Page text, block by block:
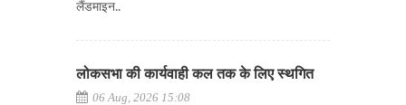
लैंडमाइन..
लोकसभा की कार्यवाही कल तक के लिए स्थगित
06 Aug, 2026 15:08